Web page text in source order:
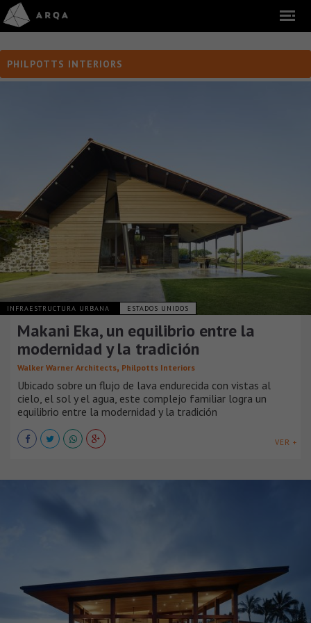
PHILPOTTS INTERIORS
INFRAESTRUCTURA URBANA ESTADOS UNIDOS
Makani Eka, un equilibrio entre la
modernidad y la tradición
Walker Warner Architects, Philpotts Interiors
Ubicado sobre un flujo de lava endurecida con vistas al
cielo, el sol y el agua, este complejo familiar logra un
equilibrio entre la modernidad y la tradición
VER +